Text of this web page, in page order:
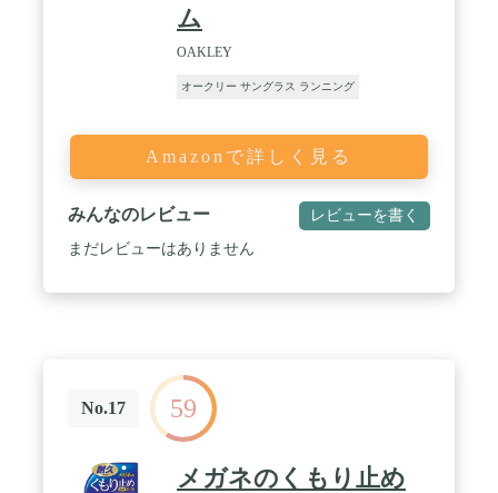
ム
OAKLEY
オークリー サングラス ランニング
Amazonで詳しく見る
みんなのレビュー レビューを書く
まだレビューはありません
No.17 59
メガネのくもり止め